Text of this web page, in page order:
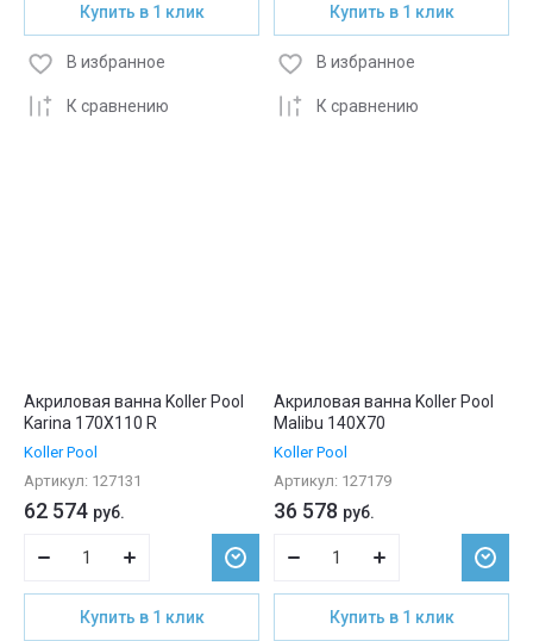
Купить в 1 клик
К сравнению
В избранное
Купить в 1 клик
К сравнению
В избранное
Акриловая ванна Koller Pool
Karina 170X110 R
Koller Pool
Артикул: 127131
62 574 руб.
Купить в 1 клик
Акриловая ванна Koller Pool
Malibu 140X70
Koller Pool
Артикул: 127179
36 578 руб.
Купить в 1 клик